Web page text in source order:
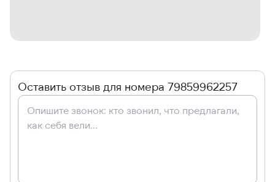
Оставить отзыв для номера 79859962257